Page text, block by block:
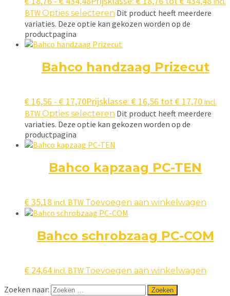
BTWOpties selecteren Dit product heeft meerdere
variaties. Deze optie kan gekozen worden op de
productpagina
Bahco handzaag Prizecut
€ 16,56 - € 17,70Prijsklasse: € 16,56 tot € 17,70 incl.
BTWOpties selecteren Dit product heeft meerdere
variaties. Deze optie kan gekozen worden op de
productpagina
Bahco kapzaag PC-TEN
€35,18 incl. BTW Toevoegen aan winkelwagen
Bahco schrobzaag PC-COM
€ 24,64 incl. BTW Toevoegen aan winkelwagen
Zoeken naar: